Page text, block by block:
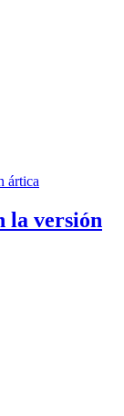
la versión